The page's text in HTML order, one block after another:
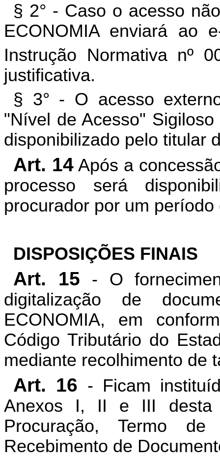
§ 2° - Caso o acesso
ECONOMIA enviará ao
Instrução Normativa nº
justificativa.
§ 3° - O acesso
"Nível de Acesso"
disponibilizado pelo titular
Art. 14Após a
processo será
procurador por um
DISPOSIÇÕES FINAIS
Art. 15 - O
digitalização de
ECONOMIA, em
Código Tributário do
mediante recolhimento de
Art. 16 - Ficam
Anexos I, II e III desta
Procuração, Termo
Recebimento de